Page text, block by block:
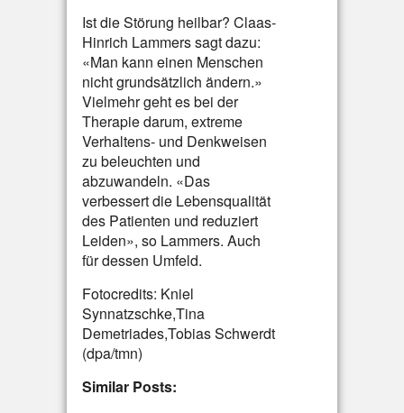
Ist die Störung heilbar? Claas-
Hinrich Lammers sagt dazu:
«Man kann einen Menschen
nicht grundsätzlich ändern.»
Vielmehr geht es bei der
Therapie darum, extreme
Verhaltens- und Denkweisen
zu beleuchten und
abzuwandeln. «Das
verbessert die Lebensqualität
des Patienten und reduziert
Leiden», so Lammers. Auch
für dessen Umfeld.
Fotocredits: Kniel
Synnatzschke,Tina
Demetriades,Tobias Schwerdt
(dpa/tmn)
Similar Posts: